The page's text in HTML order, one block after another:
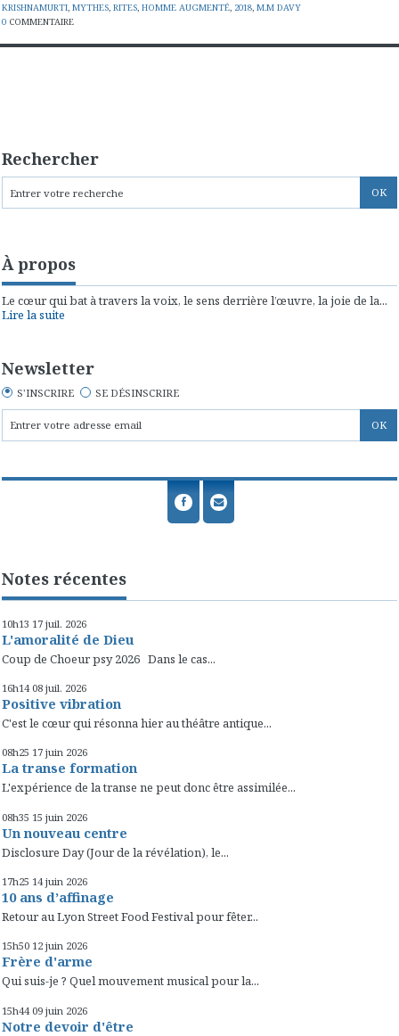
KRISHNAMURTI, MYTHES, RITES, HOMME AUGMENTÉ, 2018, M.M DAVY
0 COMMENTAIRE
Rechercher
À propos
Le cœur qui bat à travers la voix, le sens derrière l’œuvre, la joie de la...
Lire la suite
Newsletter
S'INSCRIRE SE DÉSINSCRIRE
Notes récentes
10h13 17 juil. 2026
L'amoralité de Dieu
Coup de Choeur psy 2026 Dans le cas...
16h14 08 juil. 2026
Positive vibration
C'est le cœur qui résonna hier au théâtre antique...
08h25 17 juin 2026
La transe formation
L'expérience de la transe ne peut donc être assimilée...
08h35 15 juin 2026
Un nouveau centre
Disclosure Day (Jour de la révélation), le...
17h25 14 juin 2026
10 ans d’affinage
Retour au Lyon Street Food Festival pour fêter...
15h50 12 juin 2026
Frère d'arme
Qui suis-je ? Quel mouvement musical pour la...
15h44 09 juin 2026
Notre devoir d'être